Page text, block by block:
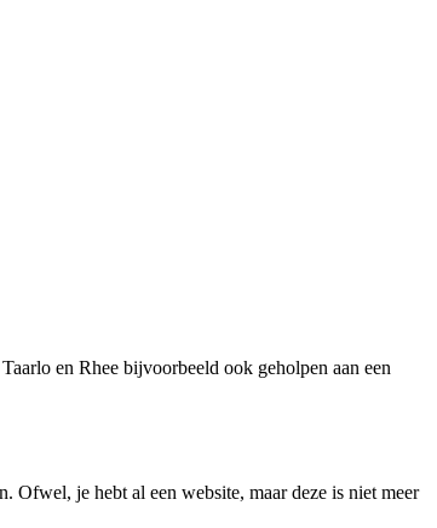
en Rhee bijvoorbeeld ook geholpen aan een
Ofwel, je hebt al een website, maar deze is niet meer